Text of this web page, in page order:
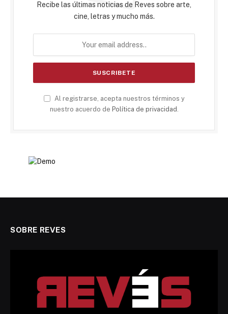
Recibe las últimas noticias de Reves sobre arte,
cine, letras y mucho más.
Al registrarse, acepta nuestros términos y
nuestro acuerdo de Política de privacidad .
SOBRE REVES